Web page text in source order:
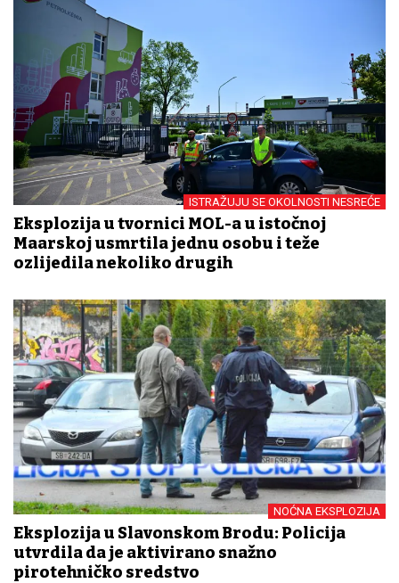
ISTRAŽUJU SE OKOLNOSTI NESREĆE
Eksplozija u tvornici MOL-a u istočnoj
Mađarskoj usmrtila jednu osobu i teže
ozlijedila nekoliko drugih
NOĆNA EKSPLOZIJA
Eksplozija u Slavonskom Brodu: Policija
utvrdila da je aktivirano snažno
pirotehničko sredstvo